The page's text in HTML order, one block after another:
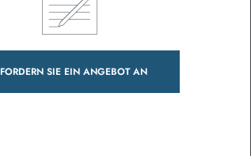
FORDERN SIE EIN ANGEBOT AN